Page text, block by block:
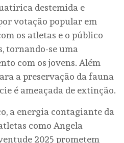
destemida e
votação popular em
os atletas e o público
tornando-se uma
com os jovens. Além
a preservação da fauna
é ameaçada de extinção.
a energia contagiante da
como Angela
2025 prometem